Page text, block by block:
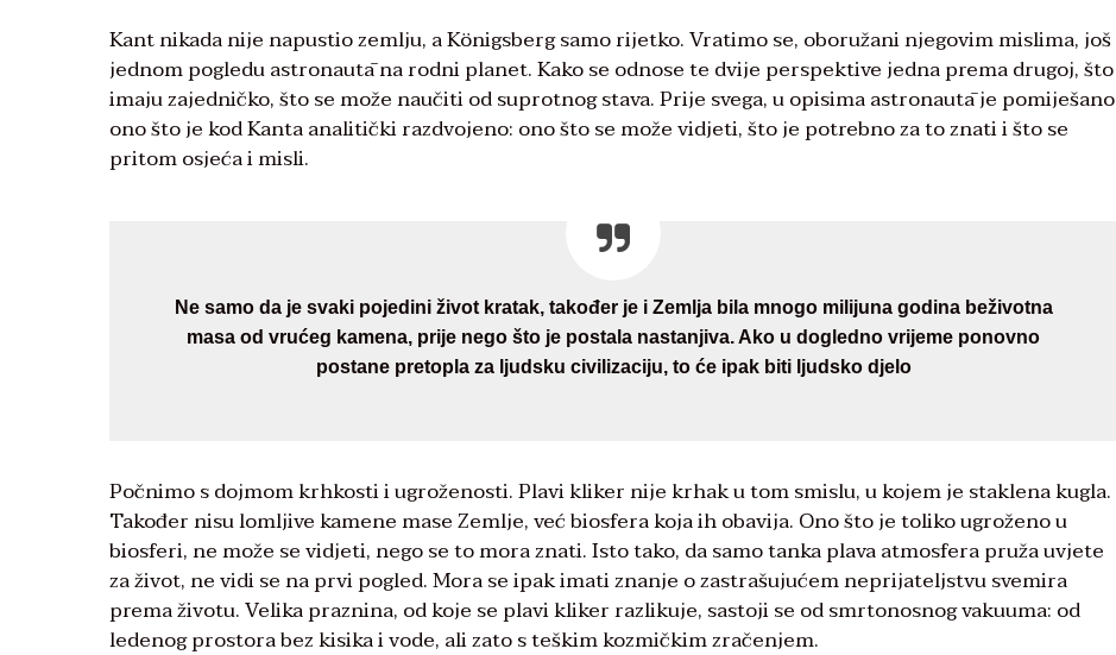
Kant nikada nije napustio zemlju, a Königsberg samo rijetko. Vratimo se, oboružani njegovim mislima, još
jednom pogledu astronautā na rodni planet. Kako se odnose te dvije perspektive jedna prema drugoj, što
imaju zajedničko, što se može naučiti od suprotnog stava. Prije svega, u opisima astronautā je pomiješano
ono što je kod Kanta analitički razdvojeno: ono što se može vidjeti, što je potrebno za to znati i što se
pritom osjeća i misli.
Ne samo da je svaki pojedini život kratak, također je i Zemlja bila mnogo milijuna godina beživotna
masa od vrućeg kamena, prije nego što je postala nastanjiva. Ako u dogledno vrijeme ponovno
postane pretopla za ljudsku civilizaciju, to će ipak biti ljudsko djelo
Počnimo s dojmom krhkosti i ugroženosti. Plavi kliker nije krhak u tom smislu, u kojem je staklena kugla.
Također nisu lomljive kamene mase Zemlje, već biosfera koja ih obavija. Ono što je toliko ugroženo u
biosferi, ne može se vidjeti, nego se to mora znati. Isto tako, da samo tanka plava atmosfera pruža uvjete
za život, ne vidi se na prvi pogled. Mora se ipak imati znanje o zastrašujućem neprijateljstvu svemira
prema životu. Velika praznina, od koje se plavi kliker razlikuje, sastoji se od smrtonosnog vakuuma: od
ledenog prostora bez kisika i vode, ali zato s teškim kozmičkim zračenjem.